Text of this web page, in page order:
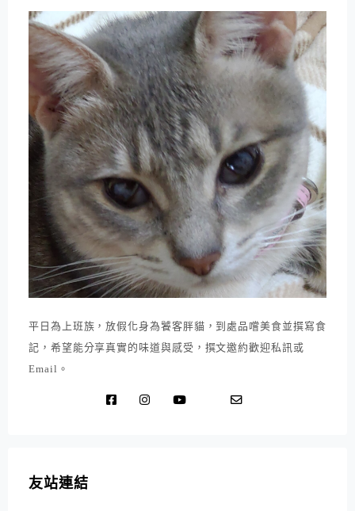
平日為上班族，放假化身為饕客胖貓，到處品嚐美食並撰寫食
記，希望能分享真實的味道與感受，撰文邀約歡迎私訊或
Email。
友站連結